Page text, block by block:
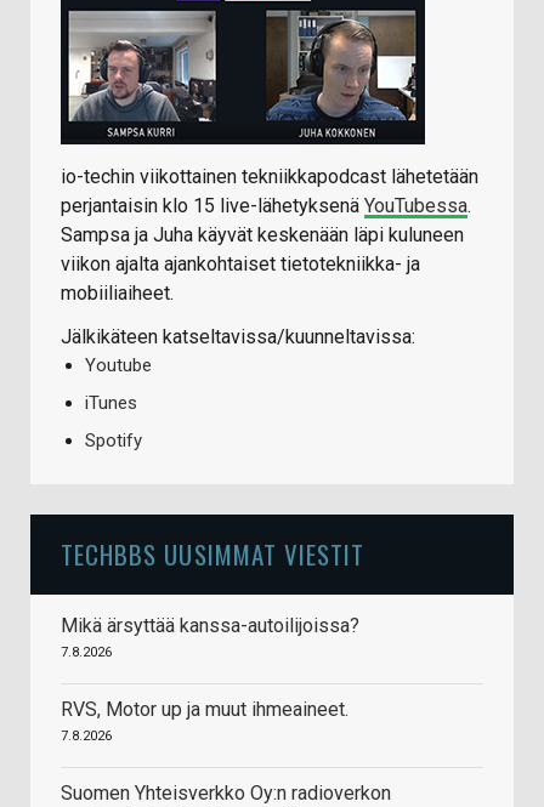
io-techin viikottainen tekniikkapodcast lähetetään
perjantaisin klo 15 live-lähetyksenä YouTubessa.
Sampsa ja Juha käyvät keskenään läpi kuluneen
viikon ajalta ajankohtaiset tietotekniikka- ja
mobiiliaiheet.
Jälkikäteen katseltavissa/kuunneltavissa:
Youtube
iTunes
Spotify
TECHBBS UUSIMMAT VIESTIT
Mikä ärsyttää kanssa-autoilijoissa?
7.8.2026
RVS, Motor up ja muut ihmeaineet.
7.8.2026
Suomen Yhteisverkko Oy:n radioverkon